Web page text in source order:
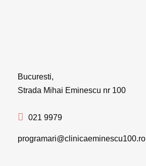
Bucuresti,
Strada Mihai Eminescu nr 100
021 9979
programari@clinicaeminescu100.ro